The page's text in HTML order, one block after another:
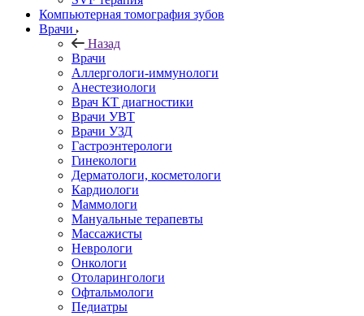
Компьютерная томография зубов
Врачи
Назад
Врачи
Аллергологи-иммунологи
Анестезиологи
Врач КТ диагностики
Врачи УВТ
Врачи УЗД
Гастроэнтерологи
Гинекологи
Дерматологи, косметологи
Кардиологи
Маммологи
Мануальные терапевты
Массажисты
Неврологи
Онкологи
Отоларингологи
Офтальмологи
Педиатры